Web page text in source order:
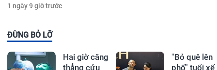
1 ngày 9 giờ trước
ĐỪNG BỎ LỠ
Hai giờ căng
thẳng cứu
"Bỏ quê lên
phố" tuổi xế